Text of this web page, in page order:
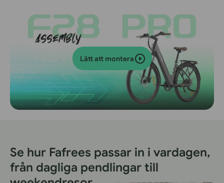
Lätt att montera
Se hur Fafrees passar in i vardagen,
från dagliga pendlingar till